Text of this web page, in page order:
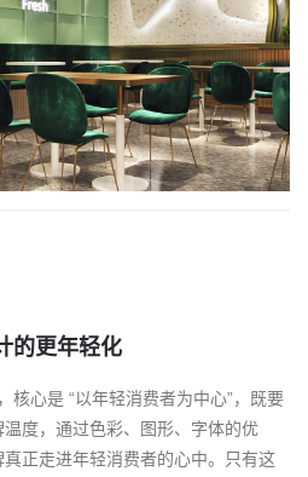
的更年轻化
核心是 “以年轻消费者为中心”，既要
度，通过色彩、图形、字体的优
正走进年轻消费者的心中。只有这